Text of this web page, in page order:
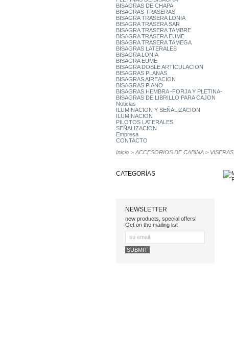
BISAGRAS DE CHAPA
BISAGRAS TRASERAS
BISAGRA TRASERA LONIA
BISAGRA TRASERA SAR
BISAGRA TRASERA TAMBRE
BISAGRA TRASERA EUME
BISAGRA TRASERA TAMEGA
BISAGRAS LATERALES
BISAGRA LONIA
BISAGRA EUME
BISAGRA DOBLE ARTICULACION
BISAGRAS PLANAS
BISAGRAS AIREACION
BISAGRAS PIANO
BISAGRAS HEMBRA -FORJA Y PLETINA-
BISAGRAS DE LIBRILLO PARA CAJON
Noticias
ILUMINACION Y SEÑALIZACION
ILUMINACION
PILOTOS LATERALES
SEÑALIZACION
Empresa
CONTACTO
Inicio > ACCESORIOS DE CABINA > VISERAS
CATEGORÍAS
NEWSLETTER
new products, special offers!
Get on the mailing list